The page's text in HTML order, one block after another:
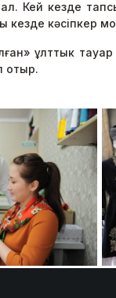
Кей кезде
кезде кәсіпкер
ұлттык
отыр.